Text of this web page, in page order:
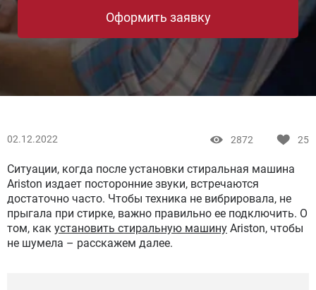
Оформить заявку
02.12.2022 2872 25
Ситуации, когда после установки стиральная машина
Ariston издает посторонние звуки, встречаются
достаточно часто. Чтобы техника не вибрировала, не
прыгала при стирке, важно правильно ее подключить. О
том, как установить стиральную машину Ariston, чтобы
не шумела – расскажем далее.